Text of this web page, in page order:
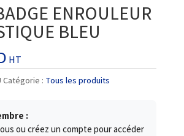
ENROULEUR
BLEU
HT
Catégorie : Tous les produits
:
ou créez un compte pour accéder